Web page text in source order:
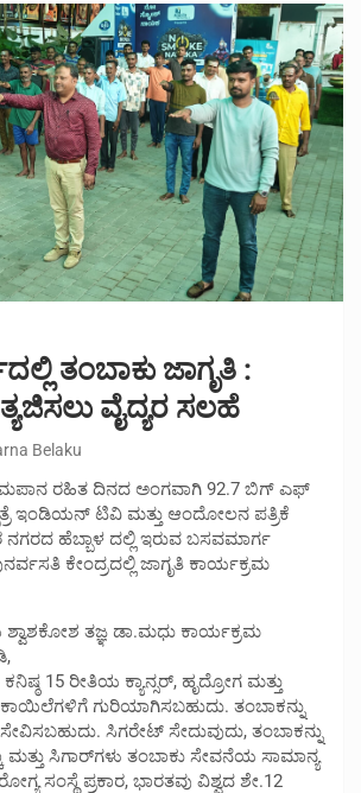
ತಂಬಾಕು ಜಾಗೃತಿ :
ವೈದ್ಯರ ಸಲಹೆ
Belaku
ರಹಿತ ದಿನದ ಅಂಗವಾಗಿ 92.7 ಬಿಗ್ ಎಫ್
ಇಂಡಿಯನ್ ಟಿವಿ ಮತ್ತು ಆಂದೋಲನ ಪತ್ರಿಕೆ
ಹೆಬ್ಬಾಳ ದಲ್ಲಿ ಇರುವ ಬಸವಮಾರ್ಗ
ಕೇಂದ್ರದಲ್ಲಿ ಜಾಗೃತಿ ಕಾರ್ಯಕ್ರಮ
ತಜ್ಞ ಡಾ.ಮಧು ಕಾರ್ಯಕ್ರಮ
15 ರೀತಿಯ ಕ್ಯಾನ್ಸರ್, ಹೃದ್ರೋಗ ಮತ್ತು
ಗುರಿಯಾಗಿಸಬಹುದು. ತಂಬಾಕನ್ನು
ಸಿಗರೇಟ್ ಸೇದುವುದು, ತಂಬಾಕನ್ನು
ಮತ್ತು ಸಿಗಾರ್‌ಗಳು ತಂಬಾಕು ಸೇವನೆಯ ಸಾಮಾನ್ಯ
ಸಂಸ್ಥೆ ಪ್ರಕಾರ, ಭಾರತವು ವಿಶ್ವದ ಶೇ.12